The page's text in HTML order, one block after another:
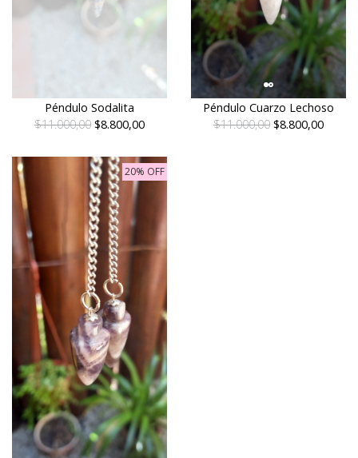
Péndulo Sodalita
$11.000,00 $8.800,00
Péndulo Cuarzo Lechoso
$11.000,00 $8.800,00
20% OFF